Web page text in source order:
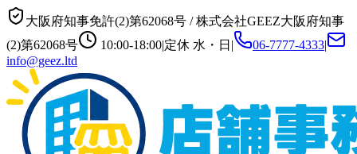
大阪府知事免許(2)第62068号 /株式会社GEEZ大阪府知事
(2)第62068号
10:00-18:00|定休 水・日 | 06-7777-4333|
info@geez.ltd